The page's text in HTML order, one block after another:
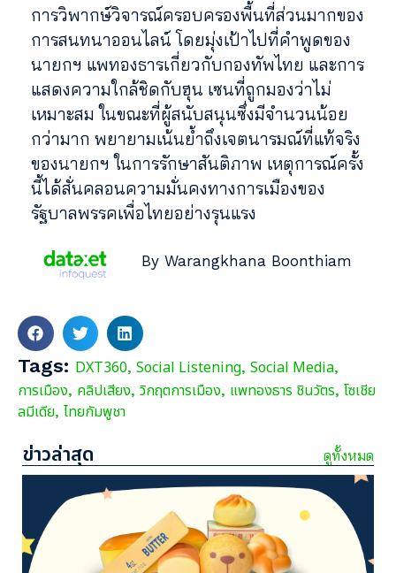
การวิพากษ์วิจารณ์ครอบครองพื้นที่ส่วนมากของ
การสนทนาออนไลน์ โดยมุ่งเป้าไปที่คำพูดของ
นายกฯ แพทองธารเกี่ยวกับกองทัพไทย และการ
แสดงความใกล้ชิดกับฮุน เซนที่ถูกมองว่าไม่
เหมาะสม ในขณะที่ผู้สนับสนุนซึ่งมีจำนวนน้อย
กว่ามาก พยายามเน้นย้ำถึงเจตนารมณ์ที่แท้จริง
ของนายกฯ ในการรักษาสันติภาพ เหตุการณ์ครั้ง
นี้ได้สั่นคลอนความมั่นคงทางการเมืองของ
รัฐบาลพรรคเพื่อไทยอย่างรุนแรง
By Warangkhana Boonthiam
Tags: DXT360, Social Listening, Social Media,
การเมือง, คลิปเสียง, วิกฤตการเมือง, แพทองธาร ชินวัตร, โซเชีย
ลมีเดีย, ไทยกัมพูชา
ข่าวล่าสุด ดูทั้งหมด